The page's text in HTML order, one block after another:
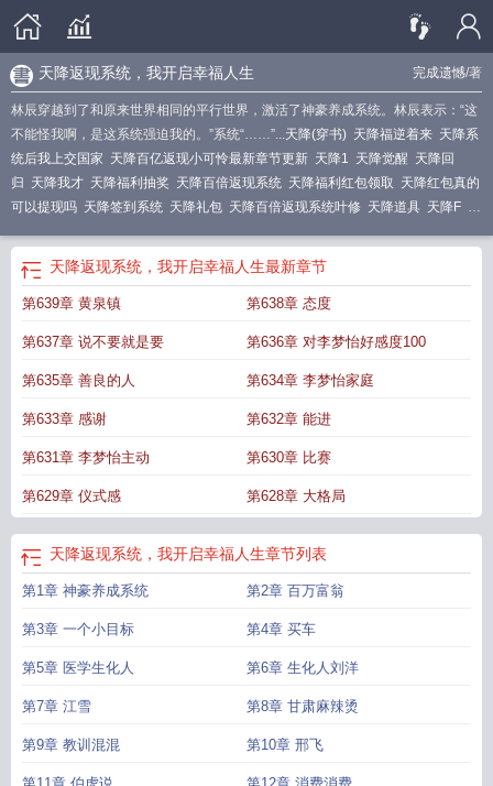
完成遗憾/著
天降返现系统，我开启幸福人生
林辰穿越到了和原来世界相同的平行世界，激活了神豪养成系统。林辰表示：“这
不能怪我啊，是这系统强迫我的。”系统“……”...天降(穿书) 天降福逆着来 天降系
统后我上交国家 天降百亿返现小可怜最新章节更新 天降1 天降觉醒 天降回
归 天降我才 天降福利抽奖 天降百倍返现系统 天降福利红包领取 天降红包真的
可以提现吗 天降签到系统 天降礼包 天降百倍返现系统叶修 天降道具 天降F 天
天降返现系统，我开启幸福人生最新章节
第639章 黄泉镇 第638章 态度
第637章 说不要就是要 第636章 对李梦怡好感度100
第635章 善良的人 第634章 李梦怡家庭
第633章 感谢 第632章 能进
第631章 李梦怡主动 第630章 比赛
第629章 仪式感 第628章 大格局
天降返现系统，我开启幸福人生章节列表
第1章 神豪养成系统 第2章 百万富翁
第3章 一个小目标 第4章 买车
第5章 医学生化人 第6章 生化人刘洋
第7章 江雪 第8章 甘肃麻辣烫
第9章 教训混混 第10章 邢飞